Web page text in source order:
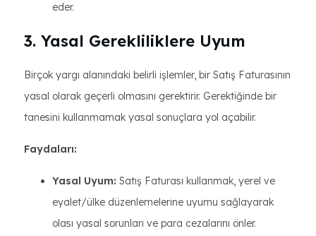
eder.
3. Yasal Gerekliliklere Uyum
Birçok yargı alanındaki belirli işlemler, bir Satış Faturasının
yasal olarak geçerli olmasını gerektirir. Gerektiğinde bir
tanesini kullanmamak yasal sonuçlara yol açabilir.
Faydaları:
Yasal Uyum: Satış Faturası kullanmak, yerel ve
eyalet/ülke düzenlemelerine uyumu sağlayarak
olası yasal sorunları ve para cezalarını önler.